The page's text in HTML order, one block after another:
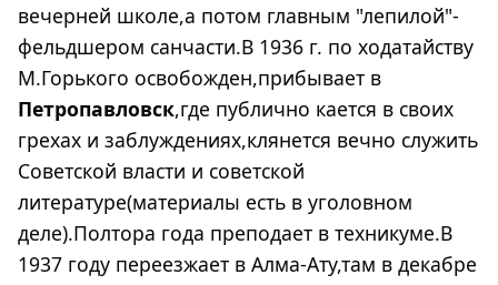
вечерней школе,а потом главным "лепилой"-
фельдшером санчасти.В 1936 г. по ходатайству
М.Горького освобожден,прибывает в
Петропавловск,где публично кается в своих
грехах и заблуждениях,клянется вечно служить
Советской власти и советской
литературе(материалы есть в уголовном
деле).Полтора года преподает в техникуме.В
1937 году переезжает в Алма-Ату,там в декабре